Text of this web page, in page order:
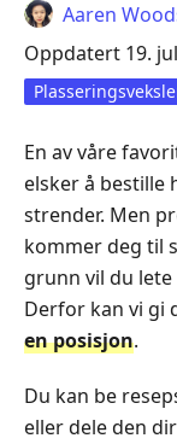
Aaren
Oppdatert 19.
En av våre
elsker å bestille
strender. Men
kommer deg til
grunn vil du
Derfor kan vi gi
en posisjon.
Du kan be
eller dele den